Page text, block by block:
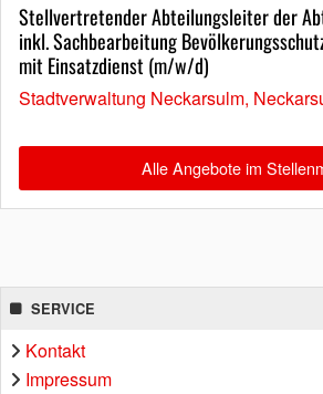
Stellvertretender Abteilungsleiter der
inkl. Sachbearbeitung
mit Einsatzdienst (m/w/d)
Stadtverwaltung Neckarsulm,
Alle Angebote im
SERVICE
Kontakt
Impressum